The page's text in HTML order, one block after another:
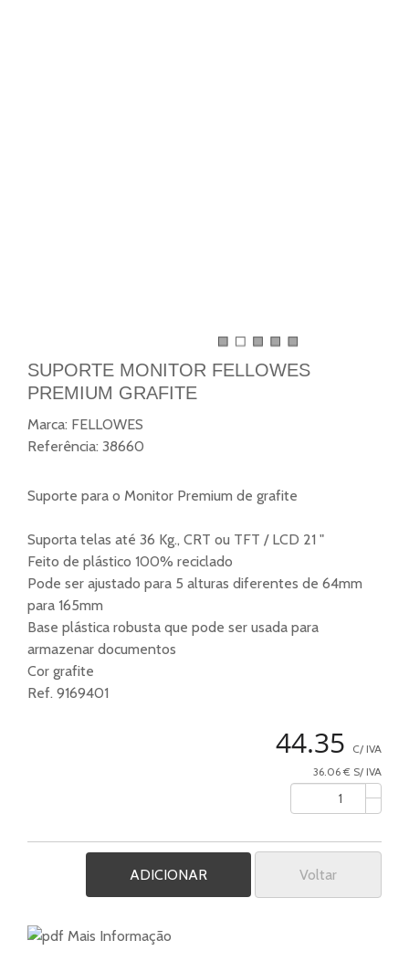
SUPORTE MONITOR FELLOWES
PREMIUM GRAFITE
Marca: FELLOWES
Referência: 38660
Suporte para o Monitor Premium de grafite
Suporta telas até 36 Kg., CRT ou TFT / LCD 21 "
Feito de plástico 100% reciclado
Pode ser ajustado para 5 alturas diferentes de 64mm
para 165mm
Base plástica robusta que pode ser usada para
armazenar documentos
Cor grafite
Ref. 9169401
44.35
C/ IVA
36.06 € S/ IVA
Voltar
Mais Informação